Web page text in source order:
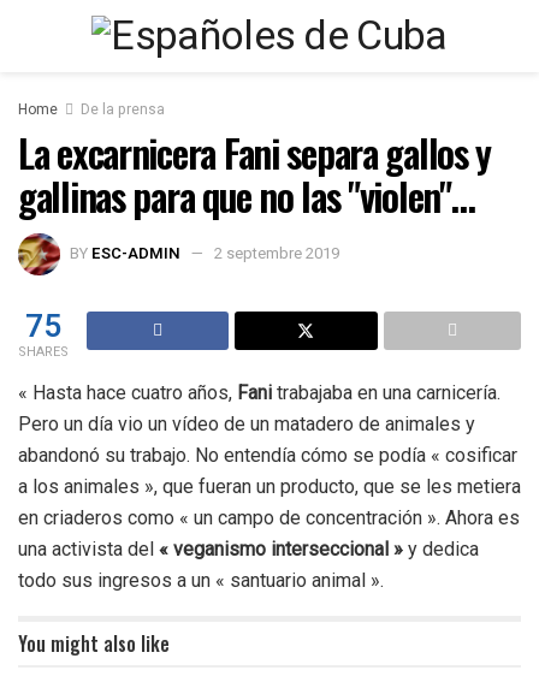
Home De la prensa
La excarnicera Fani separa gallos y
gallinas para que no las "violen"…
BY ESC-ADMIN 2 septembre 2019
75
SHARES
« Hasta hace cuatro años, Fani trabajaba en una carnicería.
Pero un día vio un vídeo de un matadero de animales y
abandonó su trabajo. No entendía cómo se podía « cosificar
a los animales », que fueran un producto, que se les metiera
en criaderos como « un campo de concentración ». Ahora es
una activista del « veganismo interseccional » y dedica
todo sus ingresos a un « santuario animal ».
You might also like